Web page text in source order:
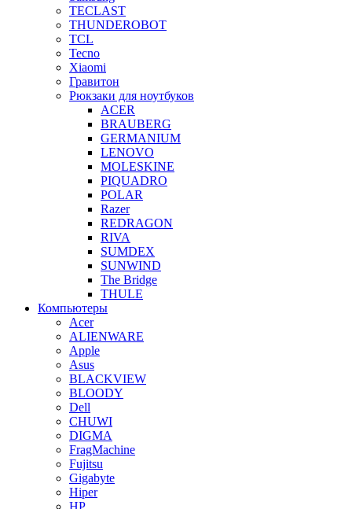
TECLAST
THUNDEROBOT
TCL
Tecno
Xiaomi
Гравитон
Рюкзаки для ноутбуков
ACER
BRAUBERG
GERMANIUM
LENOVO
MOLESKINE
PIQUADRO
POLAR
Razer
REDRAGON
RIVA
SUMDEX
SUNWIND
The Bridge
THULE
Компьютеры
Acer
ALIENWARE
Apple
Asus
BLACKVIEW
BLOODY
Dell
CHUWI
DIGMA
FragMachine
Fujitsu
Gigabyte
Hiper